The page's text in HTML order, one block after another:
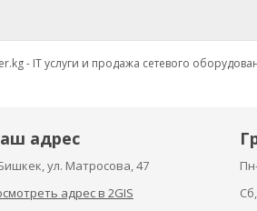
адрес
ул. Матросова, 47
адрес в 2GIS